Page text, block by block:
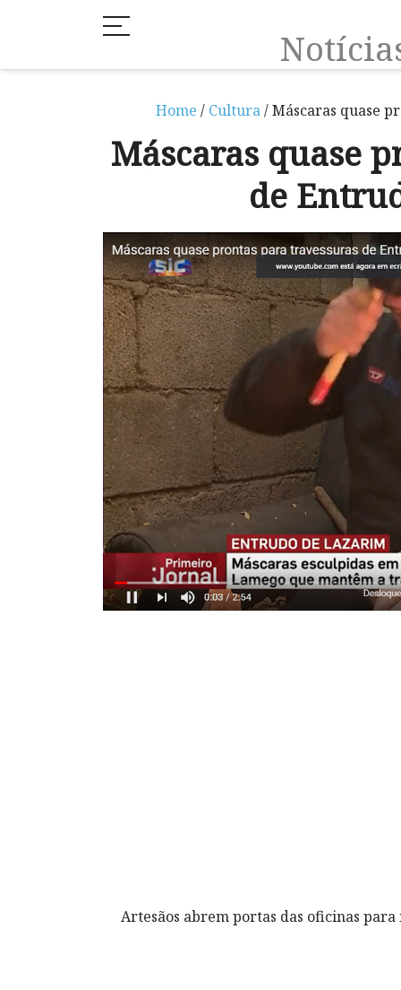
Home / Cultura/ Máscaras quase
Máscaras quase
de
Artesãos abrem portas das oficinas